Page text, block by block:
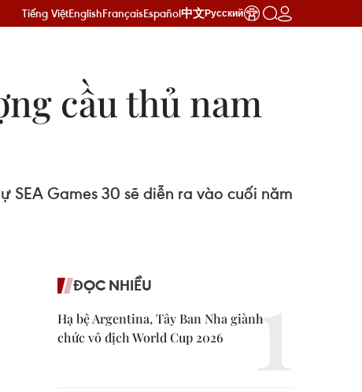
Tiếng ViệtEnglishFrançaisEspañol中文Русский
cầu thủ nam
SEA Games 30 sẽ diễn ra vào cuối năm
ĐỌC NHIỀU
Hạ bệ Argentina, Tây Ban Nha giành
chức vô địch World Cup 2026